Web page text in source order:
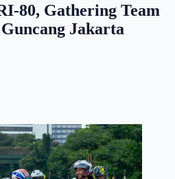
80, Gathering Team
Jakarta